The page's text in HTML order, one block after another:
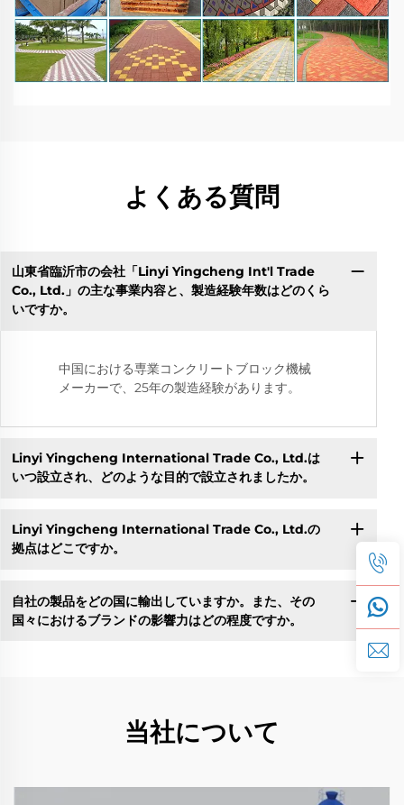
よくある質問
山東省臨沂市の会社「Linyi Yingcheng Int'l Trade
Co., Ltd.」の主な事業内容と、製造経験年数はどのくら
いですか。
中国における専業コンクリートブロック機械
メーカーで、25年の製造経験があります。
Linyi Yingcheng International Trade Co., Ltd.は
いつ設立され、どのような目的で設立されましたか。
Linyi Yingcheng International Trade Co., Ltd.の
拠点はどこですか。
自社の製品をどの国に輸出していますか。また、その
国々におけるブランドの影響力はどの程度ですか。
当社について